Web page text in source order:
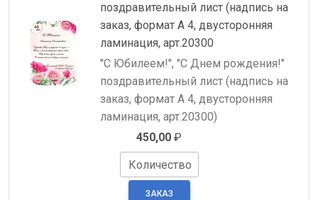
поздравительный лист (надпись на
заказ, формат А 4, двусторонняя
ламинация, арт.20300
"С Юбилеем!", "С Днем рождения!"
поздравительный лист (надпись на
заказ, формат А 4, двусторонняя
ламинация, арт.20300)
450,00 ₽
Количество